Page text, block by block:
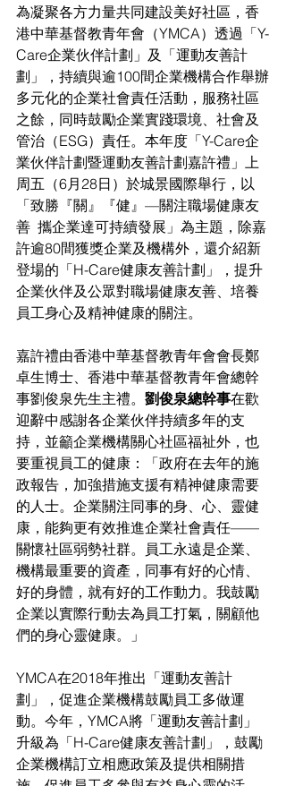
為凝聚各方力量共同建設美好社區，香
港中華基督教青年會（YMCA）透過「Y-
Care企業伙伴計劃」及「運動友善計
劃」，持續與逾100間企業機構合作舉辦
多元化的企業社會責任活動，服務社區
之餘，同時鼓勵企業實踐環境、社會及
管治（ESG）責任。本年度「Y-Care企
業伙伴計劃暨運動友善計劃嘉許禮」上
周五（6月28日）於城景國際舉行，以
「致勝『關』『健』—關注職場健康友
善  攜企業達可持續發展」為主題，除嘉
許逾80間獲獎企業及機構外，還介紹新
登場的「H-Care健康友善計劃」，提升
企業伙伴及公眾對職場健康友善、培養
員工身心及精神健康的關注。
嘉許禮由香港中華基督教青年會會長鄭
卓生博士、香港中華基督教青年會總幹
事劉俊泉先生主禮。 劉俊泉總幹事在歡
迎辭中感謝各企業伙伴持續多年的支
持，並籲企業機構關心社區福祉外，也
要重視員工的健康：「政府在去年的施
政報告，加強措施支援有精神健康需要
的人士。企業關注同事的身、心、靈健
康，能夠更有效推進企業社會責任——
關懷社區弱勢社群。員工永遠是企業、
機構最重要的資產，同事有好的心情、
好的身體，就有好的工作動力。我鼓勵
企業以實際行動去為員工打氣，關顧他
們的身心靈健康。」
YMCA在2018年推出「運動友善計
劃」，促進企業機構鼓勵員工多做運
動。今年，YMCA將「運動友善計劃」
升級為「H-Care健康友善計劃」，鼓勵
企業機構訂立相應政策及提供相關措